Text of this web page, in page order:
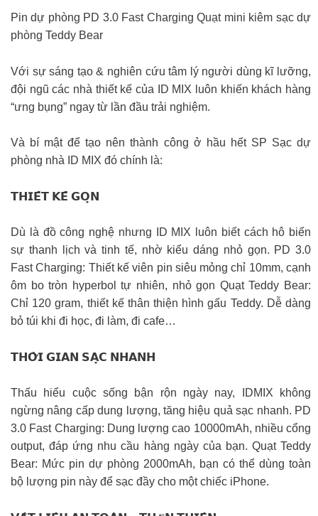
Pin dự phòng PD 3.0 Fast Charging Quạt mini kiêm sạc dự
phòng Teddy Bear
Với sự sáng tạo & nghiên cứu tâm lý người dùng kĩ lưỡng,
đội ngũ các nhà thiết kế của ID MIX luôn khiến khách hàng
“ưng bụng” ngay từ lần đầu trải nghiệm.
Và bí mật để tạo nên thành công ở hầu hết SP Sạc dự
phòng nhà ID MIX đó chính là:
𝗧𝗛𝗜𝗘̂́𝗧 𝗞𝗘̂́ 𝗚𝗢̣𝗡
Dù là đồ công nghệ nhưng ID MIX luôn biết cách hô biến
sự thanh lịch và tinh tế, nhờ kiểu dáng nhỏ gọn. PD 3.0
Fast Charging: Thiết kế viên pin siêu mỏng chỉ 10mm, cạnh
ôm bo tròn hyperbol tự nhiên, nhỏ gọn Quạt Teddy Bear:
Chỉ 120 gram, thiết kế thân thiện hình gấu Teddy. Dễ dàng
bỏ túi khi đi học, đi làm, đi cafe…
𝗧𝗛𝗢̛̀𝗜 𝗚𝗜𝗔𝗡 𝗦𝗔̣𝗖 𝗡𝗛𝗔𝗡𝗛
Thấu hiểu cuộc sống bận rộn ngày nay, IDMIX không
ngừng nâng cấp dung lượng, tăng hiệu quả sạc nhanh. PD
3.0 Fast Charging: Dung lượng cao 10000mAh, nhiều cổng
output, đáp ứng nhu cầu hàng ngày của bạn. Quạt Teddy
Bear: Mức pin dự phòng 2000mAh, bạn có thể dùng toàn
bộ lượng pin này để sạc đầy cho một chiếc iPhone.